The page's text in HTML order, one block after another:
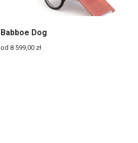
Babboe Dog
od 8 599,00 zł